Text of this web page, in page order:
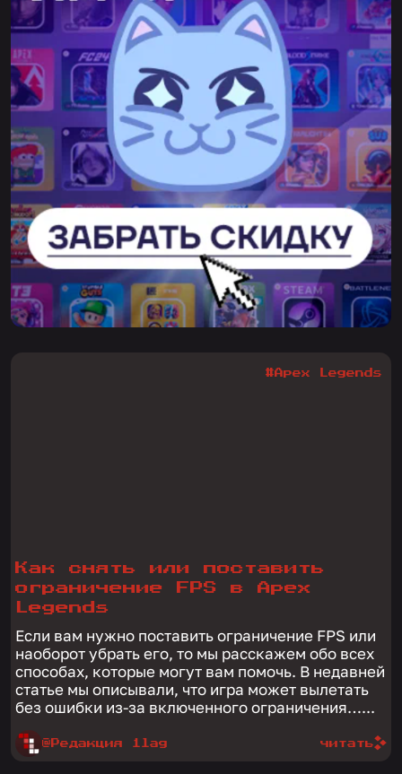
Как снять или поставить
ограничение FPS в Apex
Legends
Если вам нужно поставить ограничение FPS или
наоборот убрать его, то мы расскажем обо всех
способах, которые могут вам помочь. В недавней
статье мы описывали, что игра может вылетать
без ошибки из-за включенного ограничения…...
@Редакция 1lag
#Apex Legends
читать